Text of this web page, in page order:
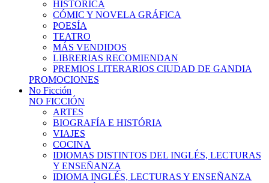
HISTÓRICA
CÓMIC Y NOVELA GRÁFICA
POESÍA
TEATRO
MÁS VENDIDOS
LIBRERIAS RECOMIENDAN
PREMIOS LITERARIOS CIUDAD DE GANDIA
PROMOCIONES
No Ficción
NO FICCIÓN
ARTES
BIOGRAFÍA E HISTÓRIA
VIAJES
COCINA
IDIOMAS DISTINTOS DEL INGLÉS, LECTURAS
Y ENSEÑANZA
IDIOMA INGLÉS, LECTURAS Y ENSEÑANZA